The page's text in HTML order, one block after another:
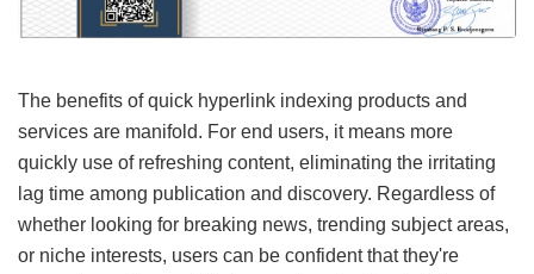
The benefits of quick hyperlink indexing products and
services are manifold. For end users, it means more
quickly use of refreshing content, eliminating the irritating
lag time among publication and discovery. Regardless of
whether looking for breaking news, trending subject areas,
or niche interests, users can be confident that they're